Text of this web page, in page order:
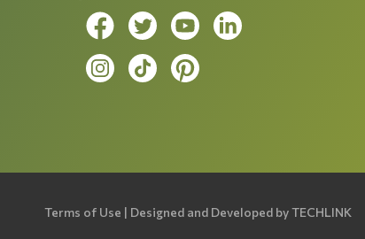
Terms of Use | Designed and Developed byTECHLINK